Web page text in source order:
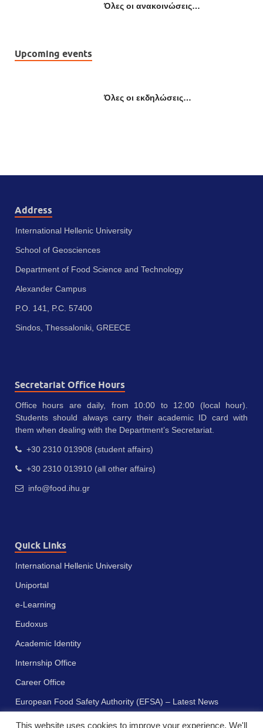
Όλες οι ανακοινώσεις…
Upcoming events
Όλες οι εκδηλώσεις…
Address
International Hellenic University
School of Geosciences
Department of Food Science and Technology
Alexander Campus
P.O. 141, P.C. 57400
Sindos, Thessaloniki, GREECE
Secretariat Office Hours
Office hours are daily, from 10:00 to 12:00 (local hour).
Students should always carry their academic ID card with
them when dealing with the Department’s Secretariat.
+30 2310 013908 (student affairs)
+30 2310 013910 (all other affairs)
info@food.ihu.gr
Quick Links
International Hellenic University
Uniportal
e-Learning
Eudoxus
Academic Identity
Internship Office
Career Office
European Food Safety Authority (EFSA) – Latest News
This website uses cookies to improve your experience. We'll